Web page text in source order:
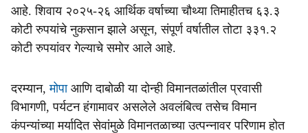
आहे. शिवाय २०२५-२६ आर्थिक वर्षाच्या चौथ्या तिमाहीतच ६३.३
कोटी रुपयांचे नुकसान झाले असून, संपूर्ण वर्षातील तोटा ३३१.२
कोटी रुपयांवर गेल्याचे समोर आले आहे.
दरम्यान,मोपा आणि दाबोळी या दोन्ही विमानतळांतील प्रवासी
विभागणी, पर्यटन हंगामावर असलेले अवलंबित्व तसेच विमान
कंपन्यांच्या मर्यादित सेवांमुळे विमानतळाच्या उत्पन्नावर परिणाम होत